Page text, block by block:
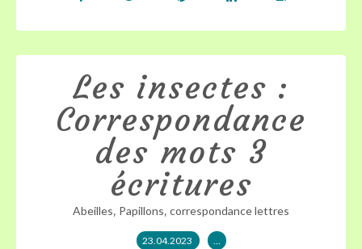
Les insectes :
Correspondance
des mots 3
écritures
Abeilles, Papillons, correspondance lettres
23.04.2023 …